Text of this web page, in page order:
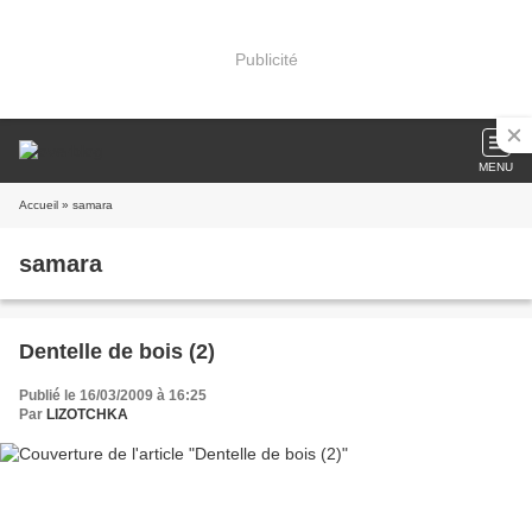
Publicité
MENU
Accueil » samara
samara
Dentelle de bois (2)
Publié le 16/03/2009 à 16:25
Par LIZOTCHKA